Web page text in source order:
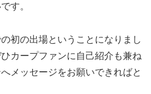
す。
初の出場ということになりまし
カープファンに自己紹介も兼ね
メッセージをお願いできればと